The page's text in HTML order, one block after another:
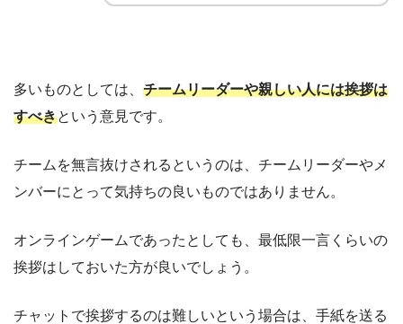
多いものとしては、 チームリーダーや親しい人には挨拶は
すべきという意見です。
チームを無言抜けされるというのは、チームリーダーやメ
ンバーにとって気持ちの良いものではありません。
オンラインゲームであったとしても、最低限一言くらいの
挨拶はしておいた方が良いでしょう。
チャットで挨拶するのは難しいという場合は、手紙を送る